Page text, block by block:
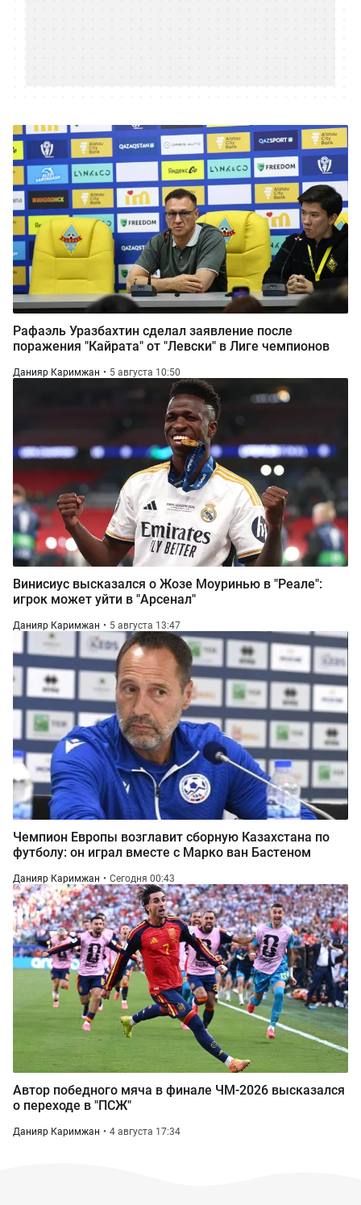
Рафаэль Уразбахтин сделал заявление после
поражения "Кайрата" от "Левски" в Лиге чемпионов
Данияр Каримжан 5 августа 10:50
Винисиус высказался о Жозе Моуринью в "Реале":
игрок может уйти в "Арсенал"
Данияр Каримжан 5 августа 13:47
Чемпион Европы возглавит сборную Казахстана по
футболу: он играл вместе с Марко ван Бастеном
Данияр Каримжан Сегодня 00:43
Автор победного мяча в финале ЧМ-2026 высказался
о переходе в "ПСЖ"
Данияр Каримжан 4 августа 17:34